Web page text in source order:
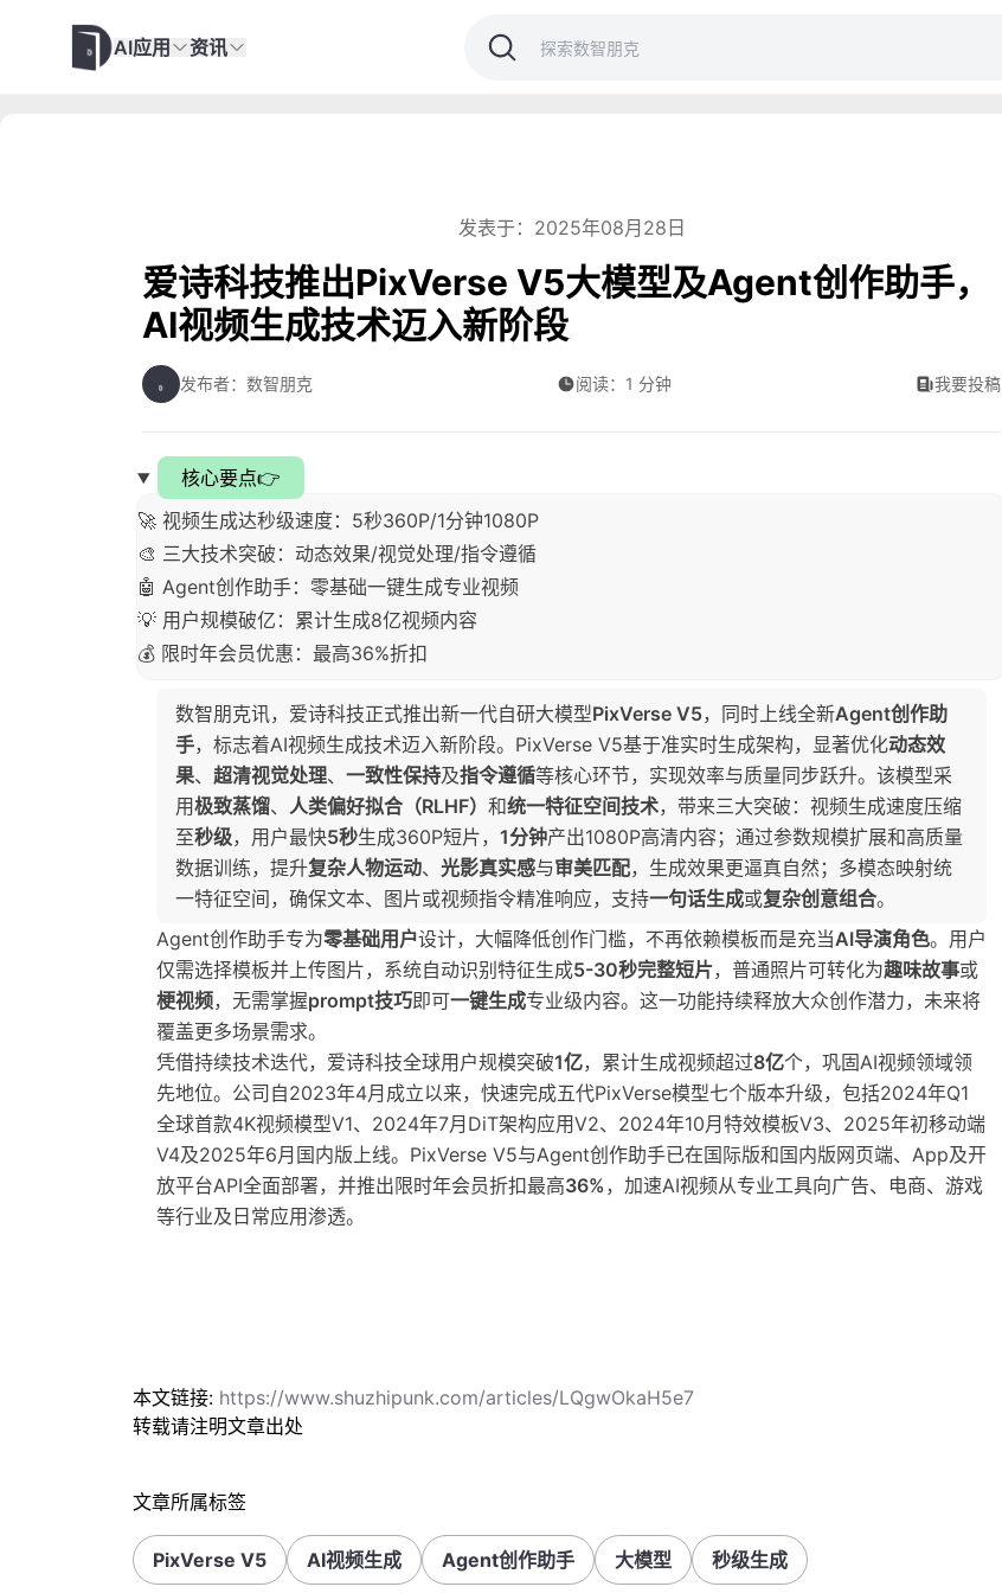
AI应用 资讯
发表于：2025年08月28日
爱诗科技推出PixVerse V5大模型及Agent创作助手，
AI视频生成技术迈入新阶段
发布者：数智朋克 阅读：1 分钟 我要投稿
核心要点👉
🚀 视频生成达秒级速度：5秒360P/1分钟1080P
🎨 三大技术突破：动态效果/视觉处理/指令遵循
🤖 Agent创作助手：零基础一键生成专业视频
💡 用户规模破亿：累计生成8亿视频内容
💰 限时年会员优惠：最高36%折扣
数智朋克讯，爱诗科技正式推出新一代自研大模型PixVerse V5，同时上线全新Agent创作助
手，标志着AI视频生成技术迈入新阶段。PixVerse V5基于准实时生成架构，显著优化动态效
果、 超清视觉处理、 一致性保持及指令遵循等核心环节，实现效率与质量同步跃升。该模型采
用极致蒸馏、 人类偏好拟合（RLHF） 和统一特征空间技术，带来三大突破：视频生成速度压缩
至秒级，用户最快5秒生成360P短片， 1分钟产出1080P高清内容；通过参数规模扩展和高质量
数据训练，提升复杂人物运动、 光影真实感与审美匹配，生成效果更逼真自然；多模态映射统
一特征空间，确保文本、图片或视频指令精准响应，支持一句话生成或复杂创意组合。
Agent创作助手专为零基础用户设计，大幅降低创作门槛，不再依赖模板而是充当AI导演角色。用户
仅需选择模板并上传图片，系统自动识别特征生成5-30秒完整短片，普通照片可转化为趣味故事或
梗视频，无需掌握prompt技巧即可一键生成专业级内容。这一功能持续释放大众创作潜力，未来将
覆盖更多场景需求。
凭借持续技术迭代，爱诗科技全球用户规模突破1亿，累计生成视频超过8亿个，巩固AI视频领域领
先地位。公司自2023年4月成立以来，快速完成五代PixVerse模型七个版本升级，包括2024年Q1
全球首款4K视频模型V1、2024年7月DiT架构应用V2、2024年10月特效模板V3、2025年初移动端
V4及2025年6月国内版上线。PixVerse V5与Agent创作助手已在国际版和国内版网页端、App及开
放平台API全面部署，并推出限时年会员折扣最高36%，加速AI视频从专业工具向广告、电商、游戏
等行业及日常应用渗透。
本文链接: https://www.shuzhipunk.com/articles/LQgwOkaH5e7
转载请注明文章出处
文章所属标签
PixVerse V5 AI视频生成 Agent创作助手 大模型 秒级生成